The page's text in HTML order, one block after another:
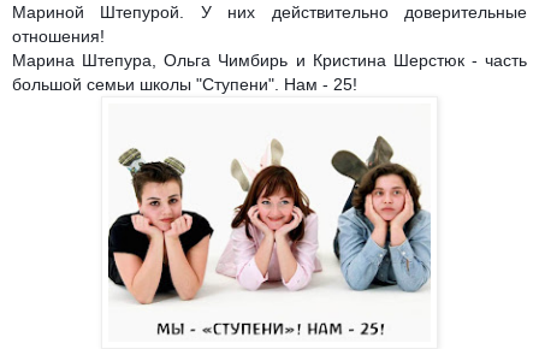
Мариной Штепурой. У них действительно доверительные
отношения!
Марина Штепура, Ольга Чимбирь и Кристина Шерстюк - часть
большой семьи школы "Ступени". Нам - 25!